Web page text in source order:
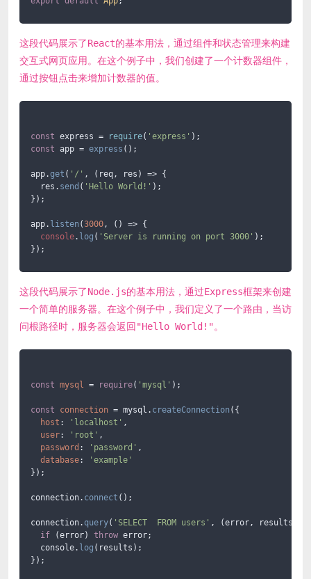
这段代码展示了React的基本用法，通过组件和状态管理来构建
交互式网页应用。在这个例子中，我们创建了一个计数器组件，
通过按钮点击来增加计数器的值。
const express = require( 'express'
const app = express ();
app.get ( '/' , ( req, res ) => {
  res.
send ( 'Hello World!' );
});
app. listen (3000 , () => {
console. log ( 'Server is running on port 3000' );
这段代码展示了Node.js的基本用法，通过Express框架来创建
一个简单的服务器。在这个例子中，我们定义了一个路由，当访
问根路径时，服务器会返回"Hello World!"。
const mysql = require( 'mysql' );
const connection = mysql. createConnection ({
host : 'localhost' ,
user: 'root' ,
password : 'password' ,
database:
'example'
});
connection. connect ();
connection. query( 'SELECT  FROM users' , (error, results,
if (error) throw error;
  console.
log (results);
});